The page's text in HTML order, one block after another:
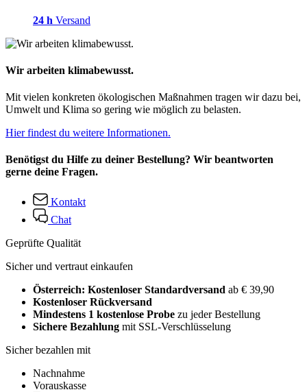
24 h Versand
Wir arbeiten klimabewusst.
Mit vielen konkreten ökologischen Maßnahmen tragen wir dazu bei,
Umwelt und Klima so gering wie möglich zu belasten.
Hier findest du weitere Informationen.
Benötigst du Hilfe zu deiner Bestellung? Wir beantworten
gerne deine Fragen.
Kontakt
Chat
Geprüfte Qualität
Sicher und vertraut einkaufen
Österreich: Kostenloser Standardversand ab € 39,90
Kostenloser Rückversand
Mindestens 1 kostenlose Probe zu jeder Bestellung
Sichere Bezahlung mit SSL-Verschlüsselung
Sicher bezahlen mit
Nachnahme
Vorauskasse